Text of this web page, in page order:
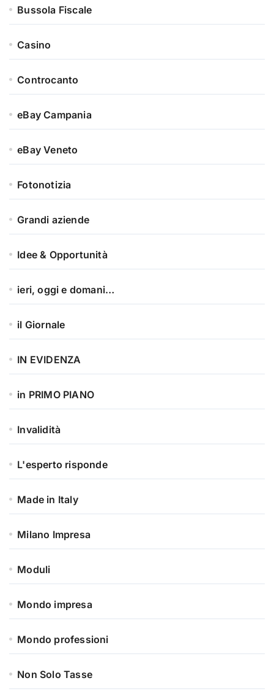
Bussola Fiscale
Casino
Controcanto
eBay Campania
eBay Veneto
Fotonotizia
Grandi aziende
Idee & Opportunità
ieri, oggi e domani…
il Giornale
IN EVIDENZA
in PRIMO PIANO
Invalidità
L'esperto risponde
Made in Italy
Milano Impresa
Moduli
Mondo impresa
Mondo professioni
Non Solo Tasse